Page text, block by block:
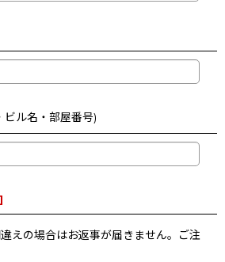
ビル名・部屋番号)
]
えの場合はお返事が届きません。ご注